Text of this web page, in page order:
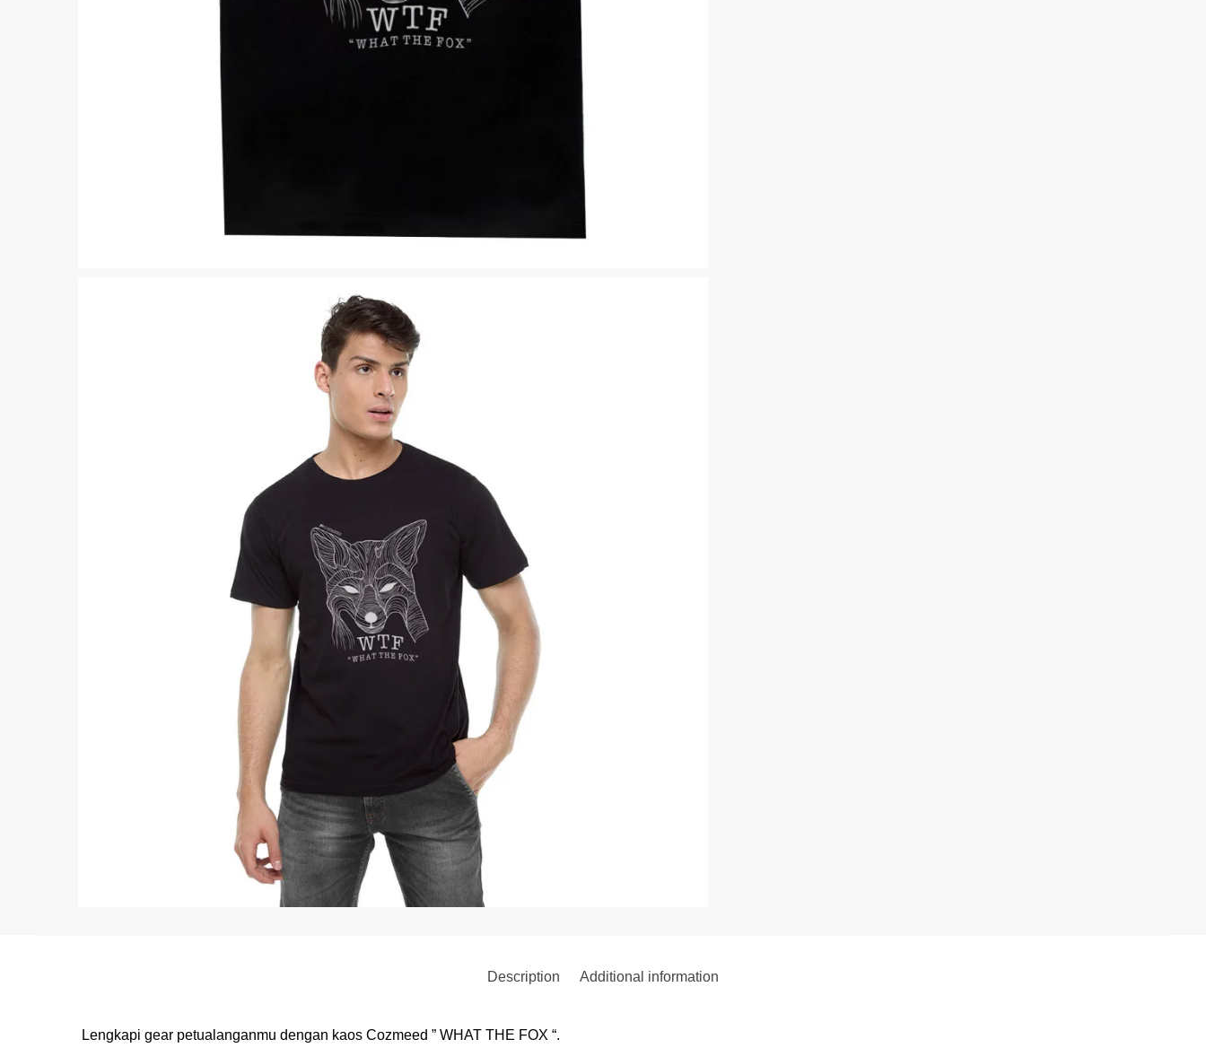
Description Additional information
Lengkapi gear petualanganmu dengan kaos Cozmeed ” WHAT THE FOX “.